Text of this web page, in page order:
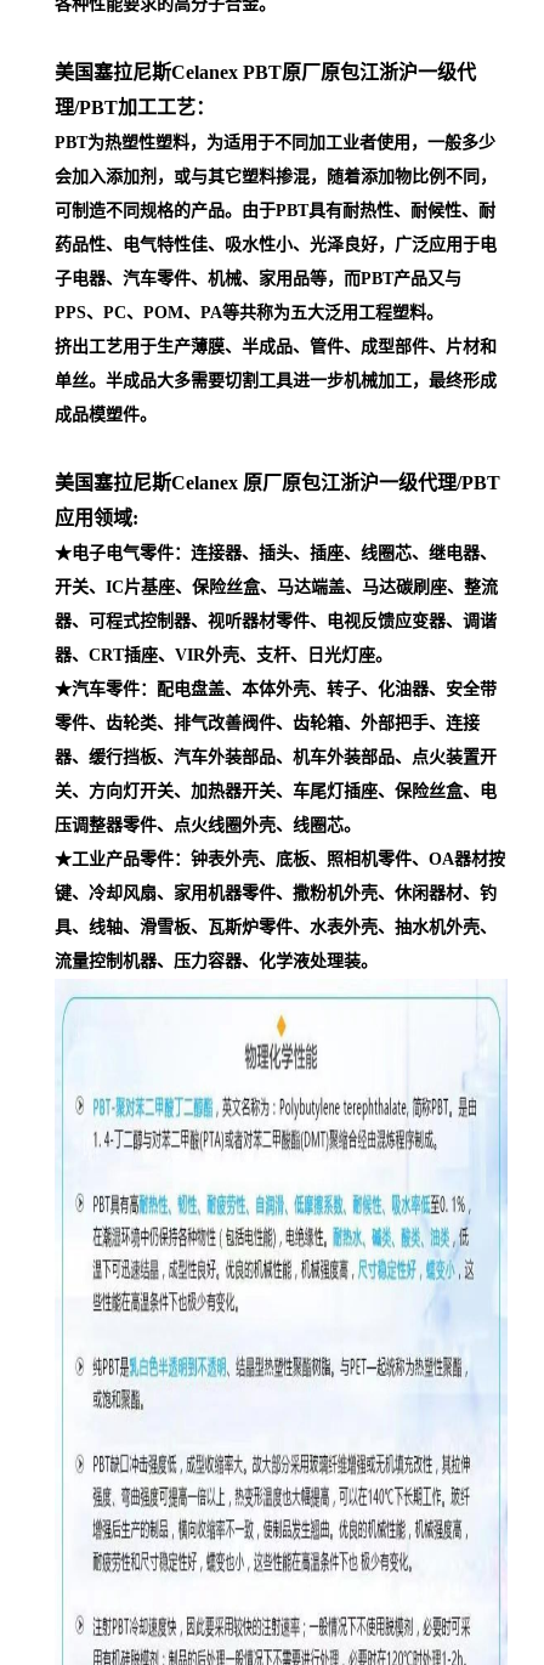
各种性能要求的高分子合金。
美国塞拉尼斯Celanex PBT原厂原包江浙沪一级代
理/PBT加工工艺：
PBT为热塑性塑料，为适用于不同加工业者使用，一般多少
会加入添加剂，或与其它塑料掺混，随着添加物比例不同，
可制造不同规格的产品。由于PBT具有耐热性、耐候性、耐
药品性、电气特性佳、吸水性小、光泽良好，广泛应用于电
子电器、汽车零件、机械、家用品等，而PBT产品又与
PPS、PC、POM、PA等共称为五大泛用工程塑料。
挤出工艺用于生产薄膜、半成品、管件、成型部件、片材和
单丝。半成品大多需要切割工具进一步机械加工，最终形成
成品模塑件。
美国塞拉尼斯Celanex 原厂原包江浙沪一级代理/PBT
应用领域:
★电子电气零件：连接器、插头、插座、线圈芯、继电器、
开关、IC片基座、保险丝盒、马达端盖、马达碳刷座、整流
器、可程式控制器、视听器材零件、电视反馈应变器、调谐
器、CRT插座、VIR外壳、支杆、日光灯座。
★汽车零件：配电盘盖、本体外壳、转子、化油器、安全带
零件、齿轮类、排气改善阀件、齿轮箱、外部把手、连接
器、缓行挡板、汽车外装部品、机车外装部品、点火装置开
关、方向灯开关、加热器开关、车尾灯插座、保险丝盒、电
压调整器零件、点火线圈外壳、线圈芯。
★工业产品零件：钟表外壳、底板、照相机零件、OA器材按
键、冷却风扇、家用机器零件、撒粉机外壳、休闲器材、钓
具、线轴、滑雪板、瓦斯炉零件、水表外壳、抽水机外壳、
流量控制机器、压力容器、化学液处理装。